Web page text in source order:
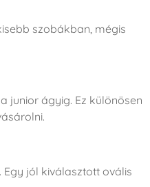
szobákban, mégis
junior ágyig. Ez különösen
jól kiválasztott ovális